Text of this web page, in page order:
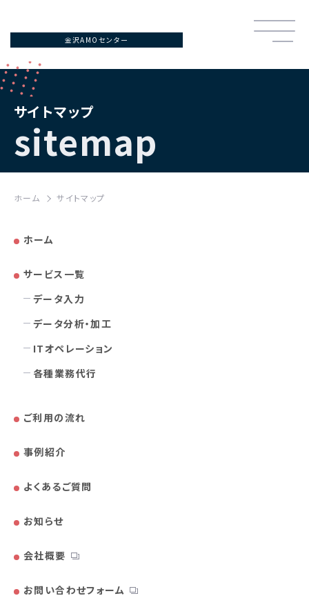
金沢AMOセンター
サイトマップ
sitemap
ホーム サイトマップ
ホーム
サービス一覧
データ入力
データ分析・加工
ITオペレーション
各種業務代行
ご利用の流れ
事例紹介
よくあるご質問
お知らせ
会社概要
お問い合わせフォーム